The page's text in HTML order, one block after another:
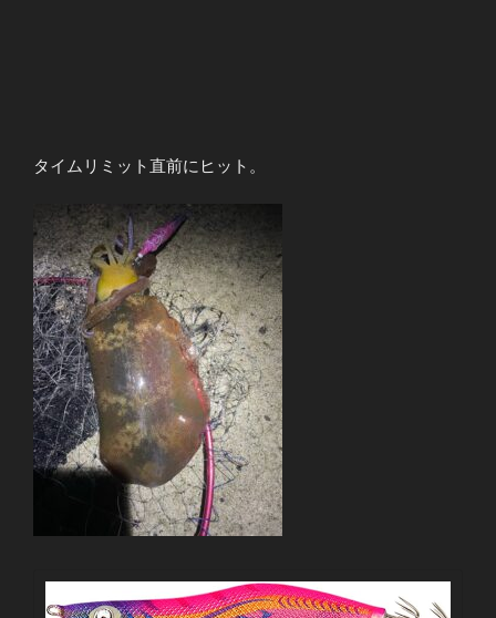
タイムリミット直前にヒット。